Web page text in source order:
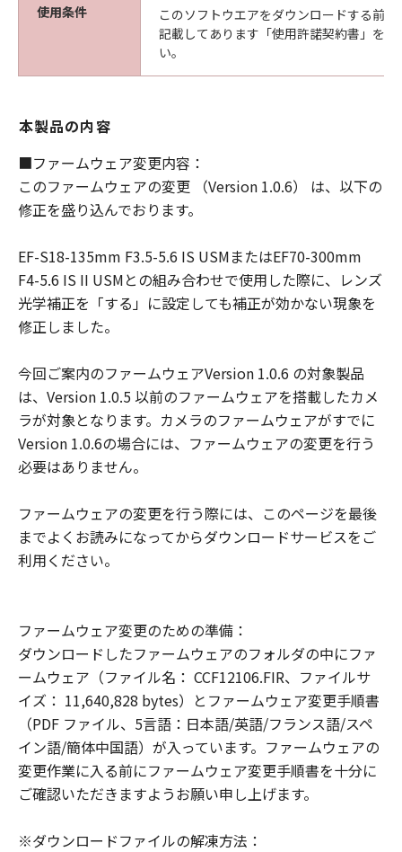
に仕様に合致しない場合についてのキヤノ
ン、キヤノンの子会社、キヤノンの関連会
社、それらの販売代理店または販売店なら
びにキヤノンのライセンサーのすべての責
を解決するための対応策の提示、対応策の
実施または、「許諾ソフトウェア」の修正
版の作成および提供のみです。ただし、キ
ヤノン、キヤノンの子会社、キヤノンの関
連会社、それらの販売代理店または販売店
ならびにキャノンのライセンサーは、お客
様による「許諾ソフトウェア」の誤用また
は本契約において許諾されていない方法に
よる使用が原因の場合、対応を行う義務を
負いません。
これらの責任を除き、キヤノン、キヤノン
の子会社、キヤノンの関連会社、それらの
販売代理店または販売店、ならびにキヤノ
ンのライセンサーは、「本契約」に基づく
それらの債務不履行、または不法行為によ
りお客様に生じるいかなる損害（通常損
害、特別な事情から生じた損害、およびそ
の他の結果的損害を含みます。かかる結果
を予見し得た場合も含みます。）について
一切責任を負わないものとします。ただ
ンの関連会社、それらの販売代理店または
販売店、ならびにキヤノンのライセンサー
の故意または重過失による債務不履行また
は不法行為に起因してお客様に生じた損害
に対する賠償責任については、免責されな
いものとします。
契約期間
(1) 「本契約」は、お客様が「許諾ソフト
（スマートフォン、タブレット端末を含
使用条件
このソフトウエアをダウンロードする前
記載してあります「使用許諾契約書」を
い。
本製品の内容
■ファームウェア変更内容：
このファームウェアの変更 （Version 1.0.6） は、以下の
修正を盛り込んでおります。
EF-S18-135mm F3.5-5.6 IS USMまたはEF70-300mm
F4-5.6 IS II USMとの組み合わせで使用した際に、レンズ
光学補正を「する」に設定しても補正が効かない現象を
修正しました。
今回ご案内のファームウェアVersion 1.0.6 の対象製品
は、Version 1.0.5 以前のファームウェアを搭載したカメ
ラが対象となります。カメラのファームウェアがすでに
Version 1.0.6の場合には、ファームウェアの変更を行う
必要はありません。
ファームウェアの変更を行う際には、このページを最後
までよくお読みになってからダウンロードサービスをご
利用ください。
ファームウェア変更のための準備：
ダウンロードしたファームウェアのフォルダの中にファ
ームウェア（ファイル名： CCF12106.FIR、ファイルサ
イズ： 11,640,828 bytes）とファームウェア変更手順書
（PDF ファイル、5言語：日本語/英語/フランス語/スペ
イン語/簡体中国語）が入っています。ファームウェアの
変更作業に入る前にファームウェア変更手順書を十分に
ご確認いただきますようお願い申し上げます。
※ダウンロードファイルの解凍方法：